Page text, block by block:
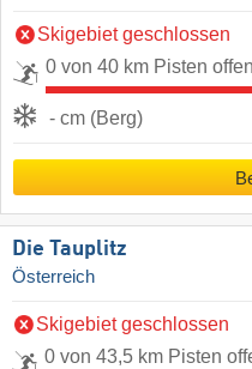
Skigebiet geschlossen
0 von 40 km Pisten offen
- cm (Berg)
Die Tauplitz
Österreich
Skigebiet geschlossen
0 von 43,5 km Pisten